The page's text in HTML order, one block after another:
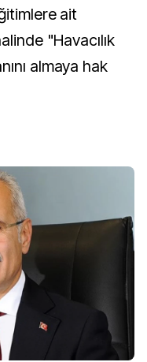
ait
"Havacılık
almaya hak